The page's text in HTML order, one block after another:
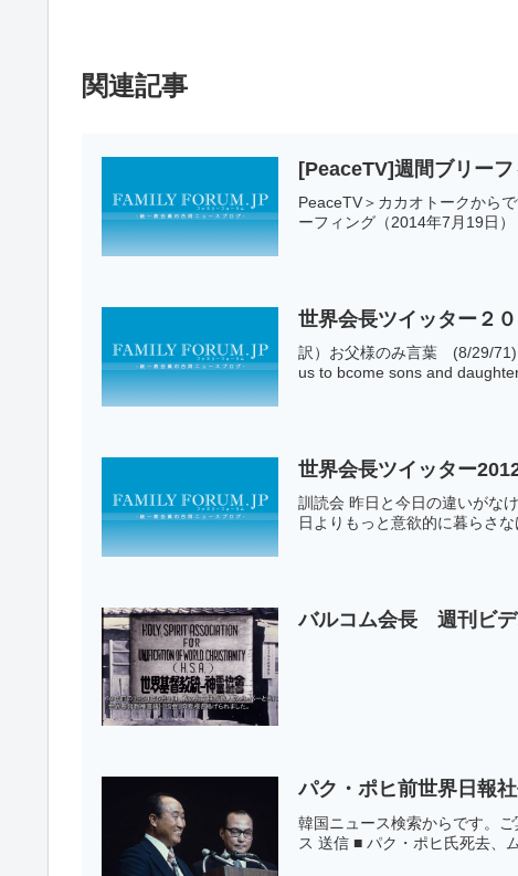
関連記事
[PeaceTV]週間ブリーフ
PeaceTV＞カカオトークから
ーフィング（2014年7月19日
世界会長ツイッター２
訳）お父様のみ言葉 (8/29/
us to bcome sons and
世界会長ツイッター
訓読会 昨日と今日の違いがな
日よりもっと意欲的に暮らさ
バルコム会長 週刊ビ
パク・ポヒ前世界日報社
韓国ニュース検索からです。
ス 送信 ■ パク・ポヒ氏死去、